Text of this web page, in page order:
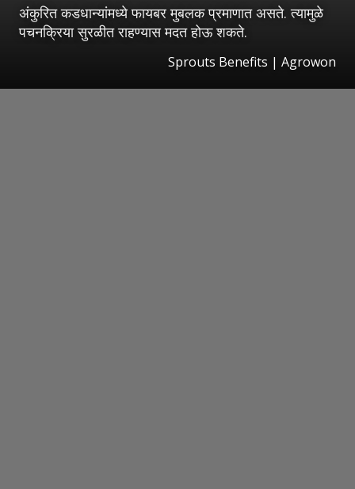
अंकुरित कडधान्यांमध्ये फायबर मुबलक प्रमाणात असते. त्यामुळे
पचनक्रिया सुरळीत राहण्यास मदत होऊ शकते.
Sprouts Benefits | Agrowon